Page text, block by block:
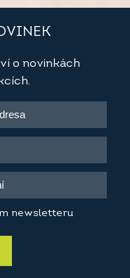
o novinkách
newsletteru